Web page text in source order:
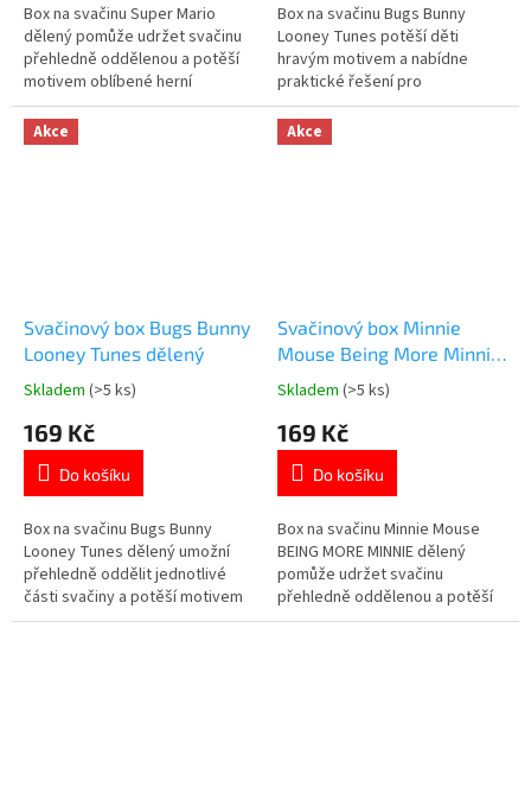
5
hvězdiček.
Box na svačinu Super Mario
dělený pomůže udržet svačinu
přehledně oddělenou a potěší
motivem oblíbené herní
postavy. ✓ dělený vnitřní
prostor ✓ plast bez BPA –
bezpečný pro děti ✓ kompaktní
5
hvězdiček.
Box na svačinu Bugs Bunny
Looney Tunes potěší děti
hravým motivem a nabídne
praktické řešení pro
každodenní svačiny. ✓ motiv
Bugs Bunny a Looney Tunes ✓
lehký a odolný plast bez BPA ✓
Akce
Svačinový box Bugs Bunny
Looney Tunes dělený
Průměrné
produktu
5,0
5
hvězdiček.
Skladem (>5 ks)
169 Kč
Do košíku
Box na svačinu Bugs Bunny
Looney Tunes dělený umožní
přehledně oddělit jednotlivé
části svačiny a potěší motivem
oblíbených postaviček. ✓
Akce
Svačinový box Minnie
Mouse Being More Minnie
dělený
Průměrné
produktu
5,0
5
hvězdiček.
Skladem (>5 ks)
169 Kč
Do košíku
Box na svačinu Minnie Mouse
BEING MORE MINNIE dělený
pomůže udržet svačinu
přehledně oddělenou a potěší
motivem oblíbené Minnie. ✓